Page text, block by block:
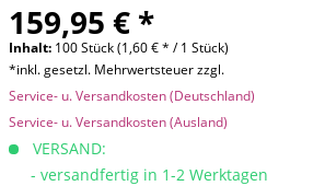
159,95 € *
Inhalt: 100 Stück (1,60 € * / 1 Stück)
*inkl. gesetzl. Mehrwertsteuer zzgl.
Service- u. Versandkosten (Deutschland)
Service- u. Versandkosten (Ausland)
VERSAND:
- versandfertig in 1-2 Werktagen